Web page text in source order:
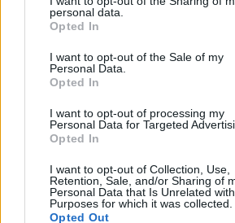
personal data.
Opted In
I want to opt-out of the Sale of my
Personal Data.
Opted In
I want to opt-out of processing my
Personal Data for Targeted
Opted In
I want to opt-out of Collection, Use,
Retention, Sale, and/or Sharing of
Personal Data that Is Unrelated
Purposes for which it was collected.
Opted Out
kölcsönt a letartóztatott
országrészben.